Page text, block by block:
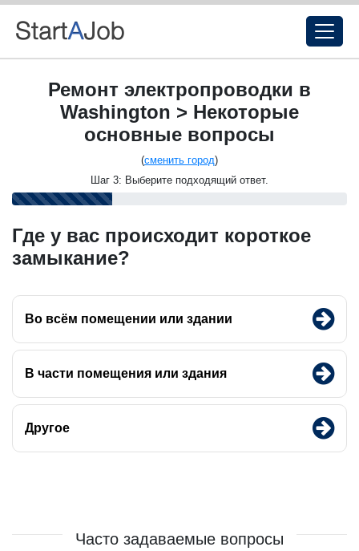
Ремонт электропроводки в
Washington > Некоторые
основные вопросы
(сменить город)
Шаг 3: Выберите подходящий ответ.
Где у вас происходит короткое
замыкание?
Во всём помещении или здании
В части помещения или здания
Другое
Часто задаваемые вопросы